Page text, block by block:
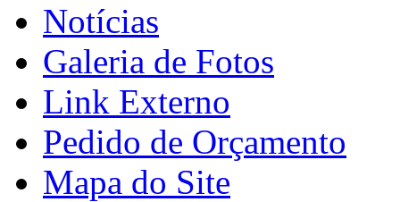
Notícias
Galeria de Fotos
Link Externo
Pedido de Orçamento
Mapa do Site